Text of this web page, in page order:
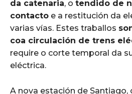
da catenaria, o tendido de
contacto e a restitución da
varias vías. Estes traballos
coa circulación de trens
require o corte temporal da
eléctrica.
A nova estación de Santiago,